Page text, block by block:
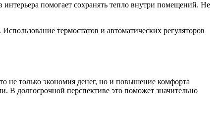
помогает сохранять тепло внутри помещений. Не
термостатов и автоматических регуляторов
не только экономия денег, но и повышение комфорта
В долгосрочной перспективе это поможет значительно